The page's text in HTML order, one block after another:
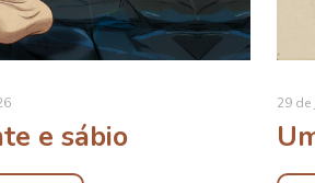
e sábio
29